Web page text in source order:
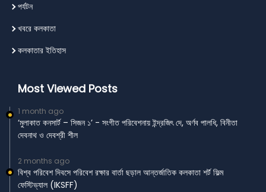
পর্যটন
খবরে কলকাতা
কলকাতার ইতিহাস
Most Viewed Posts
1 month ago
‘মুলাকাত কনসার্ট – সিজন ১’ - সংগীত পরিবেশনায় ইন্দ্রজিৎ দে, অর্ণব পালধি, বিনীতা
দেবনাথ ও দেবশ্রী শীল
2 months ago
বিশ্ব পরিবেশ দিবসে পরিবেশ রক্ষার বার্তা ছড়াল আন্তর্জাতিক কলকাতা শর্ট ফিল্ম
ফেস্টিভ্যাল (IKSFF)